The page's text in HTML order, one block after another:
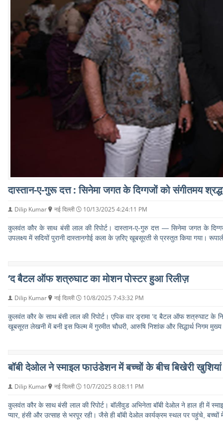
दास्तान-ए-गुरू दत्त : सिनेमा जगत के दिग्गजों को संगीतमय
Dilip Kumar नई दिल्ली 10/13/2025 4:24:11 PM
कुलवंत कौर के साथ बंसी लाल की रिपोर्ट। दास्तान-ए-गुरु दत्त — सिनेमा जगत के
उपलक्ष्य में सदियों पुरानी दास्तानगोई कला के ज़रिए खूबसूरती से प्रस्तुत किया गया।
‘द बैटल ऑफ शत्रुघाट का मोशन पोस्टर हुआ रिलीज़
Dilip Kumar नई दिल्ली 10/8/2025 7:43:32 PM
कुलवंत कौर के साथ बंसी लाल की रिपोर्ट। एपिक वार ड्रामा ‘द बैटल ऑफ शत्रुघाट के
खूबसूरत लेखनी में बनी इस फिल्म में गुरमीत चौधरी, आरुषि निशांक और सिद्धार्थ निगम
बॉबी देओल ने स्माइल फाउंडेशन में बच्चों के बीच बिखेरी खुशियां
Dilip Kumar नई दिल्ली 10/7/2025 8:08:11 PM
कुलवंत कौर के साथ बंसी लाल की रिपोर्ट। बॉलीवुड अभिनेता बॉबी देओल ने हाल ही में
प्यार, हंसी और उत्साह से भरपूर रही। जैसे ही बॉबी देओल कार्यक्रम स्थल पर पहुंचे,